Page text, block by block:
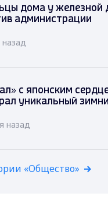
дома у железной
администрации
с японским
уникальный
назад
«Общество»